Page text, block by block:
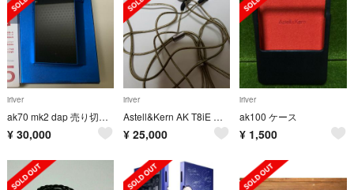
iriver
ak70 mk2 dap 売り切り 最終値下げ
¥ 30,000
iriver
Astell&Kern AK T8iE Mk2
¥ 25,000
iriver
ak100 ケース
¥ 1,500